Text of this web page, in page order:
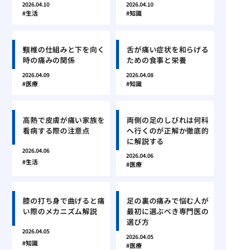
2026.04.10
生活
2026.04.10
知識
頸椎の仕組みと下を向く
時の痛みの関係
2026.04.09
医療
舌が痛い症状を和らげる
ための食事と栄養
2026.04.08
知識
高熱で皮膚が痛い家族を
看病する際の注意点
2026.04.06
生活
両側の足のしびれは何科
へ行くのが正解か徹底的
に解説する
2026.04.06
医療
膝の打ち身で曲げると痛
い際のメカニズム解説
2026.04.05
知識
足の裏の痛みで悩む人が
最初に選ぶべき専門医の
選び方
2026.04.05
医療